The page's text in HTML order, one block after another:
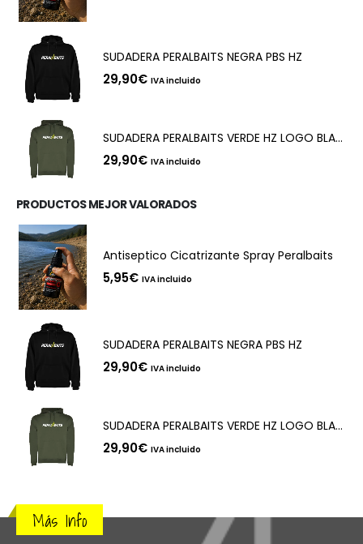
SUDADERA PERALBAITS NEGRA PBS HZ
29,90€ IVA incluido
SUDADERA PERALBAITS VERDE HZ LOGO BLANCO
29,90€ IVA incluido
PRODUCTOS MEJOR VALORADOS
Antiseptico Cicatrizante Spray Peralbaits
5,95€ IVA incluido
SUDADERA PERALBAITS NEGRA PBS HZ
29,90€ IVA incluido
SUDADERA PERALBAITS VERDE HZ LOGO BLANCO
29,90€ IVA incluido
Más Info